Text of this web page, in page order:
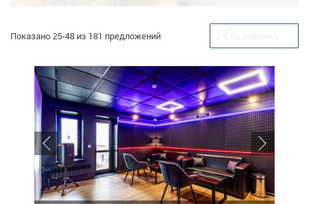
Показано 25-48 из 181 предложений